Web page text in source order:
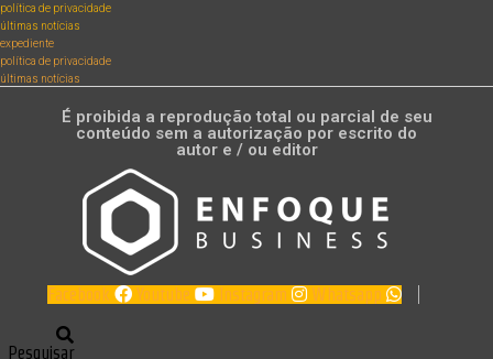
política de privacidade
últimas notícias
expediente
política de privacidade
últimas notícias
É proibida a reprodução total ou parcial de seu
conteúdo sem a autorização por escrito do
autor e / ou editor
Facebook Youtube Instagram Whatsapp
Pesquisar